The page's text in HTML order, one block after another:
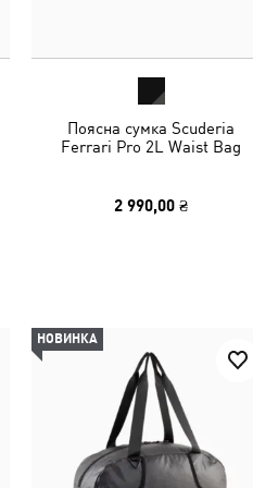
Поясна сумка Scuderia
Ferrari Pro 2L Waist Bag
2 990,00 ₴
НОВИНКА